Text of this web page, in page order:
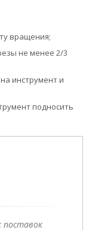
вращения;
не менее 2/3
инструмент и
подносить
поставок